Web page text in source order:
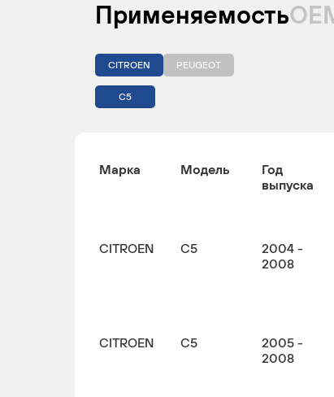
Применяемость
CITROEN PEUGEOT
C5
Марка Модель
Год
выпуска
CITROEN C5
2004 -
2008
CITROEN C5
2005 -
2008